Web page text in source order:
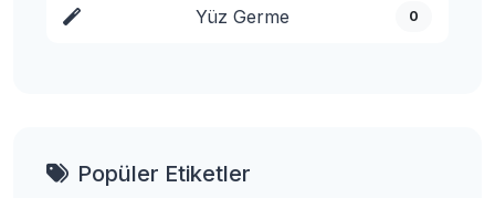
Yüz Germe 0
Popüler Etiketler